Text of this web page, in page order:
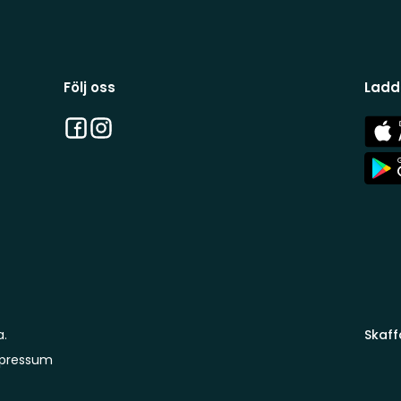
Följ oss
Facebook
Instagram
App
Store
App
Store